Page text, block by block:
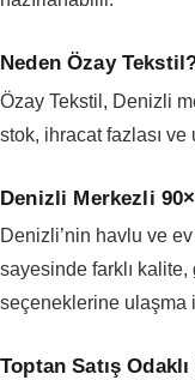
Neden Özay
Özay Tekstil, Denizli
stok, ihracat fazlası
Denizli Merkezli
Denizli’nin havlu ve
sayesinde farklı
seçeneklerine ulaşma
Toptan Satış Odaklı